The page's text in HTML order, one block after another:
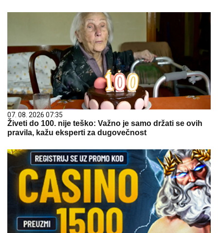
07. 08. 2026 07:35
Živeti do 100. nije teško: Važno je samo držati se ovih
pravila, kažu eksperti za dugovečnost